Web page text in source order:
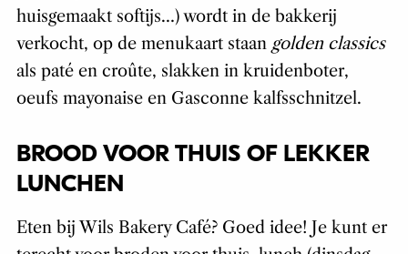
huisgemaakt softijs…) wordt in de bakkerij
verkocht, op de menukaart staan golden classics
als paté en croûte, slakken in kruidenboter,
oeufs mayonaise en Gasconne kalfsschnitzel.
BROOD VOOR THUIS OF LEKKER
LUNCHEN
Eten bij Wils Bakery Café? Goed idee! Je kunt er